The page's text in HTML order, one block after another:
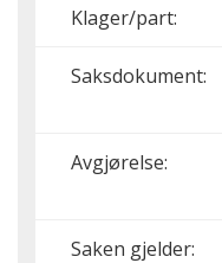
Klager/part:
Saksdokument:
Avgjørelse:
Saken gjelder: